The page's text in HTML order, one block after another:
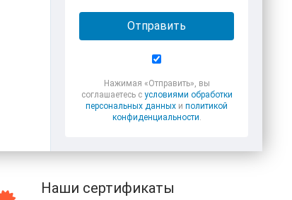
Отправить
Нажимая «Отправить», вы
соглашаетесь с условиями обработки
персональных данных и политикой
конфиденциальности.
Наши сертификаты